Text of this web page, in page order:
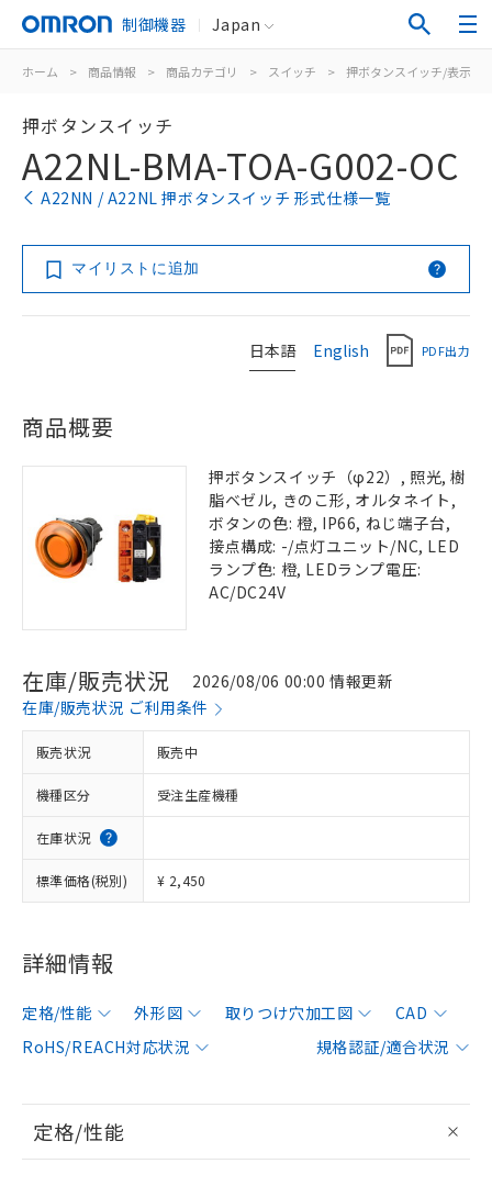
制御機器 Japan
ホーム > 商品情報 > 商品カテゴリ > スイッチ > 押ボタンスイッチ/表示灯
押ボタンスイッチ
A22NL-BMA-TOA-G002-OC
A22NN / A22NL 押ボタンスイッチ 形式仕様一覧
マイリストに追加
日本語 English PDF出力
商品概要
押ボタンスイッチ（φ22）, 照光, 樹
脂ベゼル, きのこ形, オルタネイト,
ボタンの色: 橙, IP66, ねじ端子台,
接点構成: -/点灯ユニット/NC, LED
ランプ色: 橙, LEDランプ電圧:
AC/DC24V
在庫/販売状況
2026/08/06 00:00 情報更新
在庫/販売状況 ご利用条件
販売状況 販売中
機種区分 受注生産機種
在庫状況
標準価格(税別) ¥ 2,450
詳細情報
定格/性能 外形図 取りつけ穴加工図
CAD
RoHS/REACH対応状況
規格認証/適合状況
定格/性能